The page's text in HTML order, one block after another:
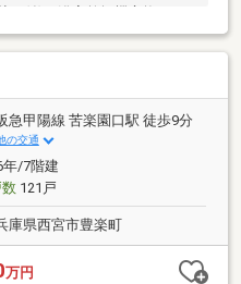
交換・洗濯パン交換・シス
交換・LDK、南側洋室エア
新設 etc.～周辺施設
校 …約２００ｍ
園駅前店 …約７６ｍ●阪急
約１７０ｍ●いかり
ンカーレット 甲陽園 …約８２ｍ
急甲陽線 苦楽園口駅 徒歩9分
の交通
年/7階建
121戸
庫県西宮市豊楽町
万円